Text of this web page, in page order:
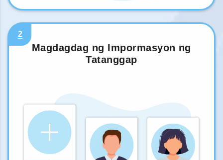
2
Magdagdag ng Impormasyon ng
Tatanggap